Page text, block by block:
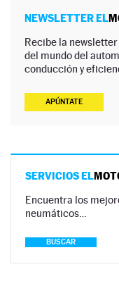
NEWSLETTER EL
Recibe la
del mundo del
conducción y
APÚNTATE
SERVICIOS EL
Encuentra los
neumáticos…
BUSCAR